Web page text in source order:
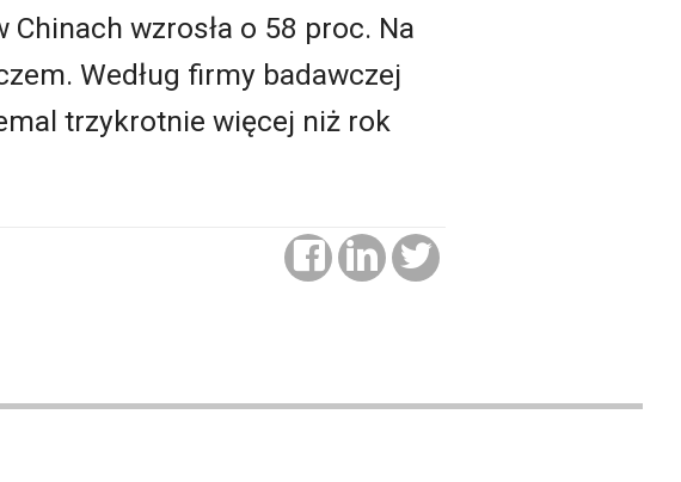
wzrosła o 58 proc. Na
Według firmy badawczej
trzykrotnie więcej niż rok